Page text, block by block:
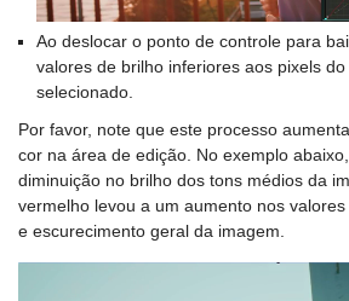
Ao deslocar o ponto de controle para
valores de brilho inferiores aos pixels
selecionado.
Por favor, note que este processo
cor na área de edição. No exemplo
diminuição no brilho dos tons médios da
vermelho levou a um aumento nos
e escurecimento geral da imagem.